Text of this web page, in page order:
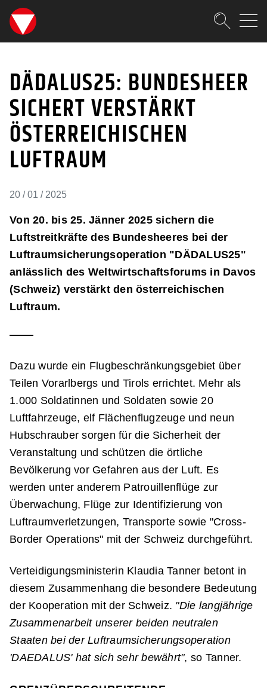
SKIPLINKS
DÄDALUS25:
DÄDALUS25: BUNDESHEER
SICHERT VERSTÄRKT
ÖSTERREICHISCHEN
LUFTRAUM
20 / 01 / 2025
Von 20. bis 25. Jänner 2025 sichern die
Luftstreitkräfte des Bundesheeres bei der
Luftraumsicherungsoperation "DÄDALUS25"
anlässlich des Weltwirtschaftsforums in Davos
(Schweiz) verstärkt den österreichischen
Luftraum.
Dazu wurde ein Flugbeschränkungsgebiet über
Teilen Vorarlbergs und Tirols errichtet. Mehr als
1.000 Soldatinnen und Soldaten sowie 20
Luftfahrzeuge, elf Flächenflugzeuge und neun
Hubschrauber sorgen für die Sicherheit der
Veranstaltung und schützen die örtliche
Bevölkerung vor Gefahren aus der Luft. Es
werden unter anderem Patrouillenflüge zur
Überwachung, Flüge zur Identifizierung von
Luftraumverletzungen, Transporte sowie "Cross-
Border Operations" mit der Schweiz durchgeführt.
Verteidigungsministerin Klaudia Tanner betont in
diesem Zusammenhang die besondere Bedeutung
der Kooperation mit der Schweiz. "Die langjährige
Zusammenarbeit unserer beiden neutralen
Staaten bei der Luftraumsicherungsoperation
'DAEDALUS' hat sich sehr bewährt", so Tanner.